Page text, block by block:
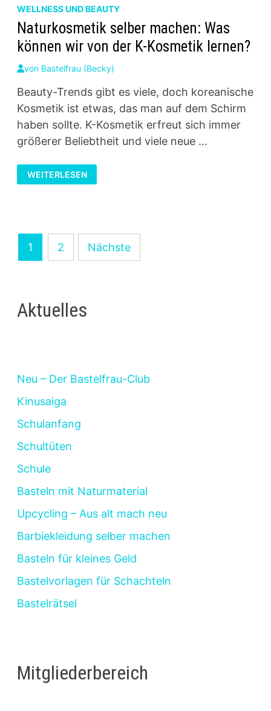
WELLNESS UND BEAUTY
Naturkosmetik selber machen: Was
können wir von der K-Kosmetik lernen?
von Bastelfrau (Becky)
Beauty-Trends gibt es viele, doch koreanische
Kosmetik ist etwas, das man auf dem Schirm
haben sollte. K-Kosmetik erfreut sich immer
größerer Beliebtheit und viele neue …
NATURKOSMETIK
SELBER
MACHEN:
K-
KOSMETIK
LERNEN?
WEITERLESEN
Seitennummerierung
der
1 2 Nächste
Aktuelles
Neu – Der Bastelfrau-Club
Kinusaiga
Schulanfang
Schultüten
Schule
Basteln mit Naturmaterial
Upcycling – Aus alt mach neu
Barbiekleidung selber machen
Basteln für kleines Geld
Bastelvorlagen für Schachteln
Bastelrätsel
Mitgliederbereich